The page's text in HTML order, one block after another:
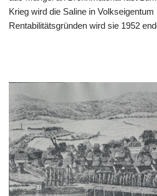
Krieg wird die Saline in Volkseigentum
Rentabilitätsgründen wird sie 1952